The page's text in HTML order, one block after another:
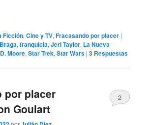
Ficción,Cine y TV,Fracasando por placer |
,franquicia,Jeri Taylor, La Nueva
Moore,Star Trek,Star Wars |3 Respuestas
por placer
Goulart
2